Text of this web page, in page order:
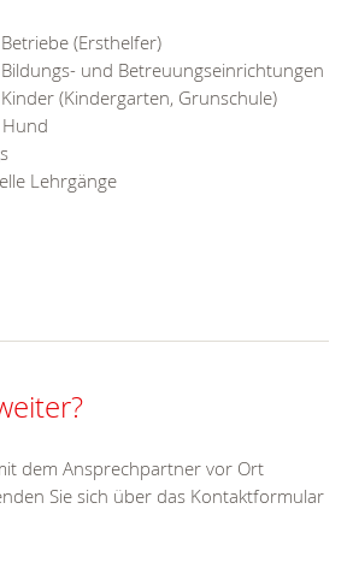
(Ersthelfer)
und Betreuungseinrichtungen
(Kindergarten, Grunschule)
Lehrgänge
dem Ansprechpartner vor Ort
Sie sich über das Kontaktformular